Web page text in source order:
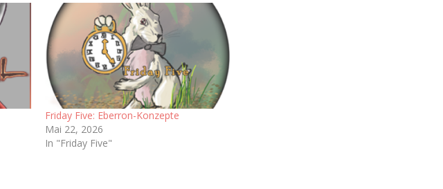
Friday Five: Eberron-Konzepte
Mai 22, 2026
In "Friday Five"